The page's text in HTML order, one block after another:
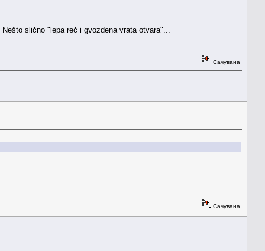
slično "lepa reč i gvozdena vrata otvara"...
Сачувана
Сачувана